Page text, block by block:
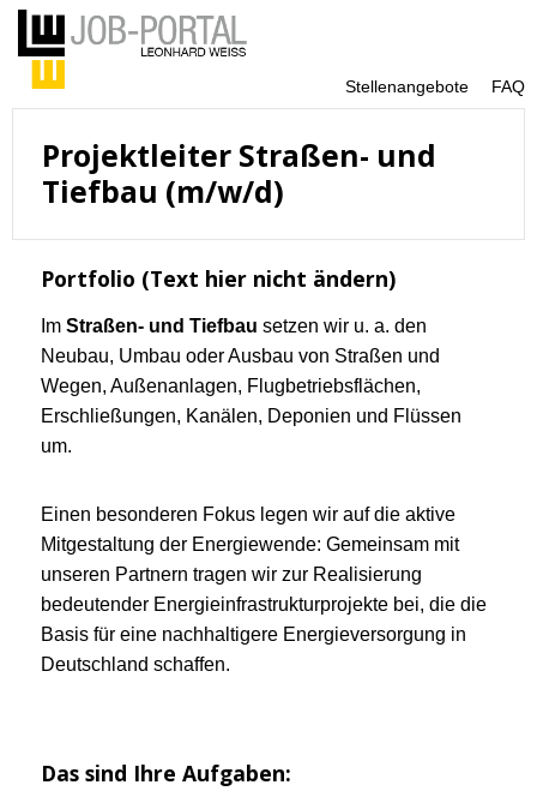
Stellenangebote FAQ
Projektleiter Straßen- und
Tiefbau (m/w/d)
Portfolio (Text hier nicht ändern)
Im Straßen- und Tiefbau setzen wir u. a. den
Neubau, Umbau oder Ausbau von Straßen und
Wegen, Außenanlagen, Flugbetriebsflächen,
Erschließungen, Kanälen, Deponien und Flüssen
um.
Einen besonderen Fokus legen wir auf die aktive
Mitgestaltung der Energiewende: Gemeinsam mit
unseren Partnern tragen wir zur Realisierung
bedeutender Energieinfrastrukturprojekte bei, die die
Basis für eine nachhaltigere Energieversorgung in
Deutschland schaffen.
Das sind Ihre Aufgaben: